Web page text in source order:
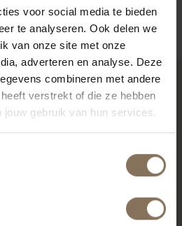
voor social media te bieden
te analyseren. Ook delen we
van onze site met onze
adverteren en analyse. Deze
combineren met andere
verstrekt of die ze hebben
gebruik van hun services.
BEKEKEN